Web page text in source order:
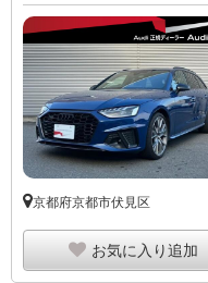
京都府京都市伏見区
お気に入り追加